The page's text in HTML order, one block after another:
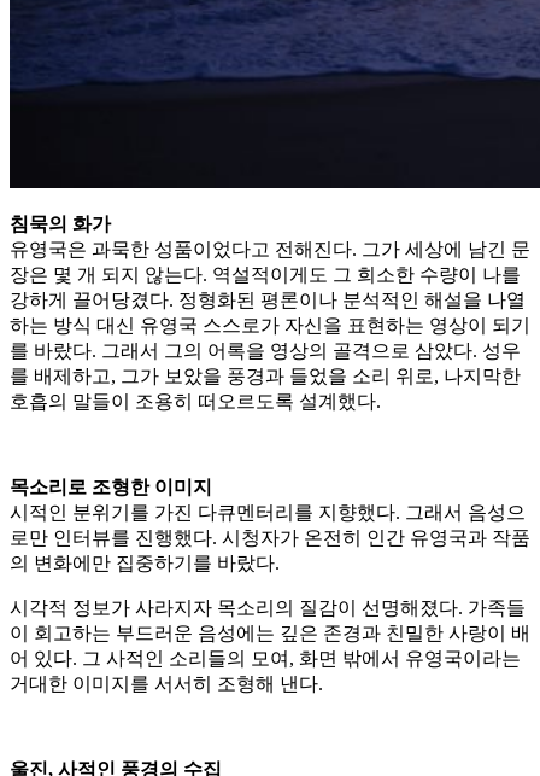
침묵의 화가
유영국은 과묵한 성품이었다고 전해진다. 그가 세상에 남긴 문
장은 몇 개 되지 않는다. 역설적이게도 그 희소한 수량이 나를
강하게 끌어당겼다. 정형화된 평론이나 분석적인 해설을 나열
하는 방식 대신 유영국 스스로가 자신을 표현하는 영상이 되기
를 바랐다. 그래서 그의 어록을 영상의 골격으로 삼았다. 성우
를 배제하고, 그가 보았을 풍경과 들었을 소리 위로, 나지막한
호흡의 말들이 조용히 떠오르도록 설계했다.
목소리로 조형한 이미지
시적인 분위기를 가진 다큐멘터리를 지향했다. 그래서 음성으
로만 인터뷰를 진행했다. 시청자가 온전히 인간 유영국과 작품
의 변화에만 집중하기를 바랐다.
시각적 정보가 사라지자 목소리의 질감이 선명해졌다. 가족들
이 회고하는 부드러운 음성에는 깊은 존경과 친밀한 사랑이 배
어 있다. 그 사적인 소리들의 모여, 화면 밖에서 유영국이라는
거대한 이미지를 서서히 조형해 낸다.
울진, 사적인 풍경의 수집